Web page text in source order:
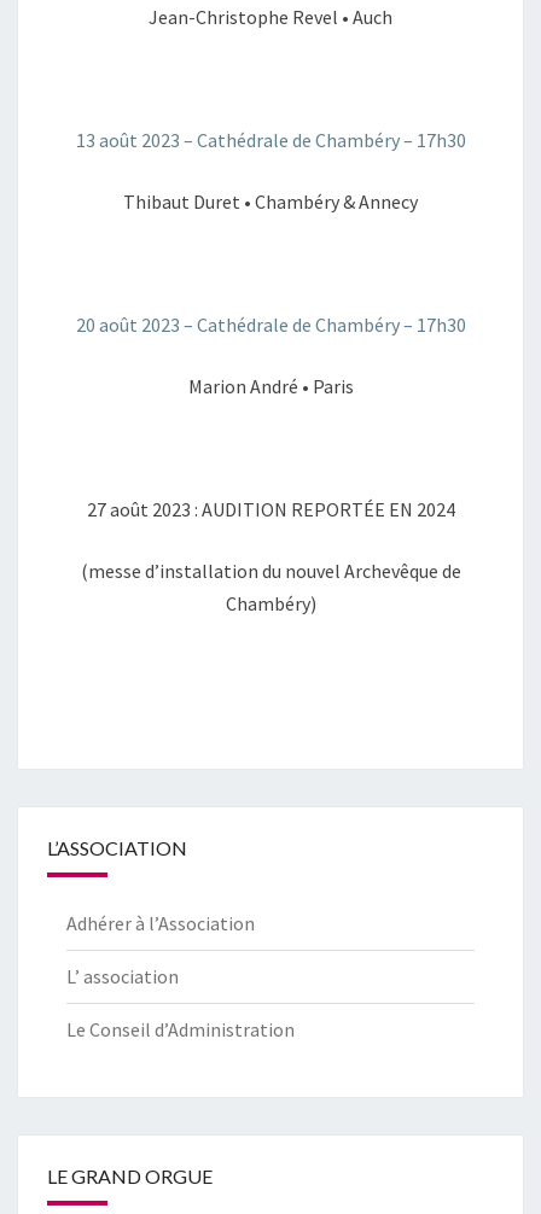
Jean-Christophe Revel • Auch
13 août 2023 – Cathédrale de Chambéry – 17h30
Thibaut Duret • Chambéry & Annecy
20 août 2023 – Cathédrale de Chambéry – 17h30
Marion André • Paris
27 août 2023 : AUDITION REPORTÉE EN 2024
(messe d’installation du nouvel Archevêque de
Chambéry)
L’ASSOCIATION
Adhérer à l’Association
L’ association
Le Conseil d’Administration
LE GRAND ORGUE